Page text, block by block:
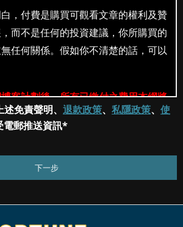
免責聲明、 退款政策、 私隱政策、 使
電郵推送資訊*